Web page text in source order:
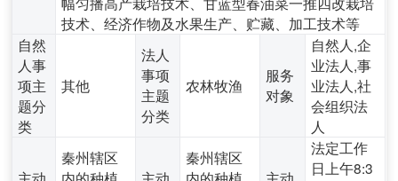
技术、经济作物及水果生产、贮藏、加工技术等
自然
人事
项主
题分
类
其他
法人
事项
主题
分类
农林牧渔
服务
对象
自然人,企
业法人,事
业法人,社
会组织法
人
秦州辖区
秦州辖区
法定工作
日上午8:3